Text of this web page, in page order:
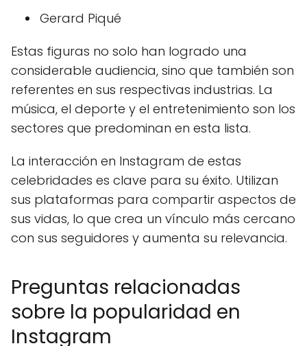
Gerard Piqué
Estas figuras no solo han logrado una
considerable audiencia, sino que también son
referentes en sus respectivas industrias. La
música, el deporte y el entretenimiento son los
sectores que predominan en esta lista.
La interacción en Instagram de estas
celebridades es clave para su éxito. Utilizan
sus plataformas para compartir aspectos de
sus vidas, lo que crea un vínculo más cercano
con sus seguidores y aumenta su relevancia.
Preguntas relacionadas
sobre la popularidad en
Instagram